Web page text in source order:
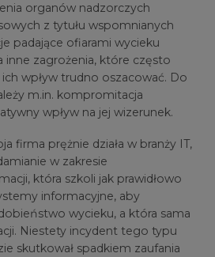
organów nadzorczych
z tytułu wspomnianych
padające ofiarami wycieku
inne zagrożenia, które często
wpływ trudno oszacować. Do
m.in. kompromitacja
wpływ na jej wizerunek.
firma prężnie działa w branży IT,
w zakresie
która szkoli jak prawidłowo
informacyjne, aby
wycieku, a która sama
Niestety incydent tego typu
skutkował spadkiem zaufania